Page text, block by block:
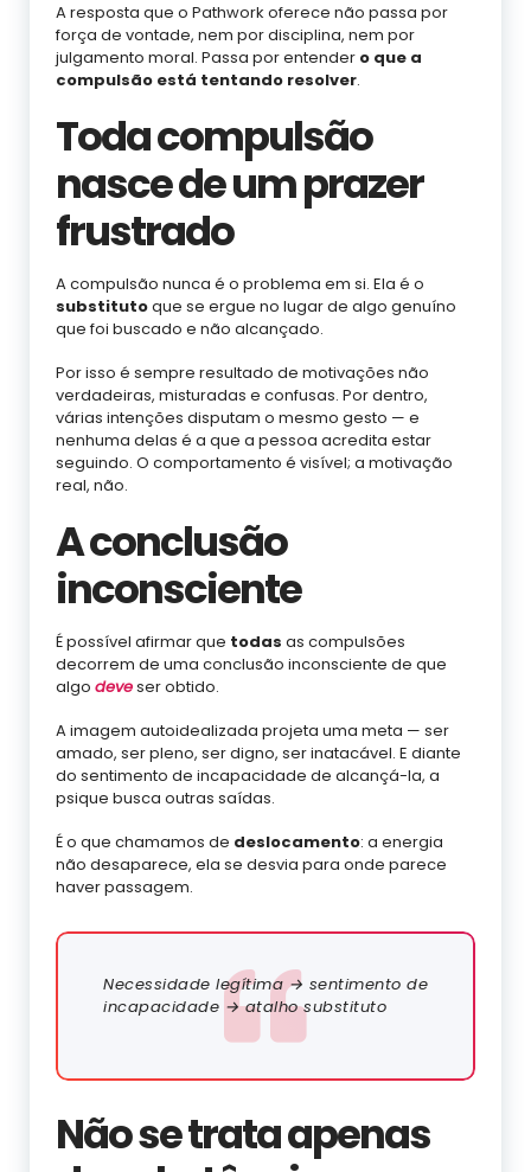
A resposta que o Pathwork oferece não passa por
força de vontade, nem por disciplina, nem por
julgamento moral. Passa por entender o que a
compulsão está tentando resolver.
Toda compulsão
nasce de um prazer
frustrado
A compulsão nunca é o problema em si. Ela é o
substitutoque se ergue no lugar de algo genuíno
que foi buscado e não alcançado.
Por isso é sempre resultado de motivações não
verdadeiras, misturadas e confusas. Por dentro,
várias intenções disputam o mesmo gesto — e
nenhuma delas é a que a pessoa acredita estar
seguindo. O comportamento é visível; a motivação
real, não.
A conclusão
inconsciente
É possível afirmar que todas as compulsões
decorrem de uma conclusão inconsciente de que
algo deveser obtido.
A imagem autoidealizada projeta uma meta — ser
amado, ser pleno, ser digno, ser inatacável. E diante
do sentimento de incapacidade de alcançá-la, a
psique busca outras saídas.
É o que chamamos de deslocamento: a energia
não desaparece, ela se desvia para onde parece
haver passagem.
Necessidade legítima → sentimento de
incapacidade → atalho substituto
Não se trata apenas